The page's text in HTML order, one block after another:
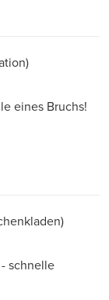
eines Bruchs!
schnelle